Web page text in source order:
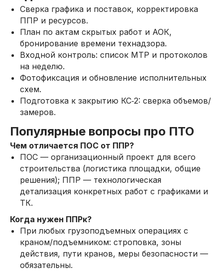
Сверка графика и поставок, корректировка
ППР и ресурсов.
План по актам скрытых работ и АОК,
бронирование времени технадзора.
Входной контроль: список МТР и протоколов
на неделю.
Фотофиксация и обновление исполнительных
схем.
Подготовка к закрытию КС‑2: сверка объемов/
замеров.
Популярные вопросы про ПТО
Чем отличается ПОС от ППР?
ПОС — организационный проект для всего
строительства (логистика площадки, общие
решения); ППР — технологическая
детализация конкретных работ с графиками и
ТК.
Когда нужен ППРк?
При любых грузоподъемных операциях с
краном/подъемником: строповка, зоны
действия, пути кранов, меры безопасности —
обязательны.